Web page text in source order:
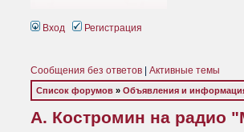
Вход Регистрация
Сообщения без ответов Активные темы
Список форумов » Объявления и
А. Костромин на радио